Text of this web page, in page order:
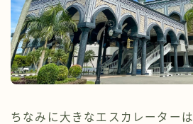
ちなみに大きなエスカレーター